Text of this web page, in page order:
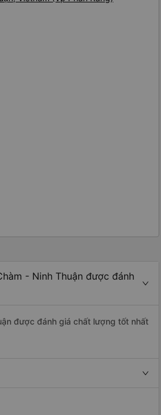
- Ninh Thuận được đánh
được đánh giá chất lượng tốt nhất